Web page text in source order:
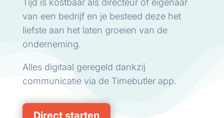
Tijd is kostbaar als directeur of eigenaar
van een bedrijf en je besteed deze het
liefste aan het laten groeien van de
onderneming.
Alles digitaal geregeld dankzij
communicatie via de Timebutler app.
Direct starten